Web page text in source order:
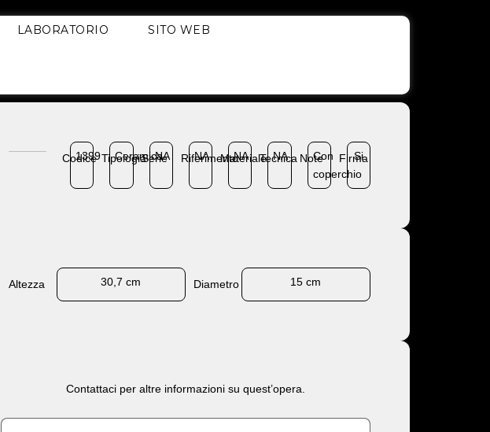
LABORATORIO SITO WEB
Codice
1399Tipologia
Ceramica
Serie
NA Riferimento
NA Materiale
NA Tecnica
NA NoteCon
coperchio
Firma
Si
Altezza 30,7 cm Diametro 15 cm
Contattaci per altre informazioni su quest’opera.
Nome